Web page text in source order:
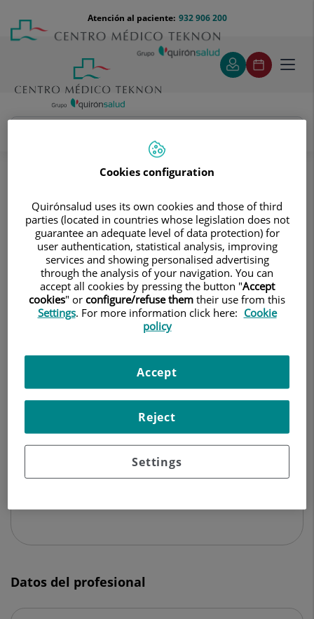
contenido
Menú
teléfono
cabecera
932 906 200
Atención al paciente:
Gustavo Alberto Vincent Pérez
Gustavo AlbertoVincent Pérez
FACULTATIVO ESPECIALISTA OFTALMOLOGÍA
OFTALMOLOGÍA
Pedir cita
Centro Médico Teknon
C/ Vilana, 12
Datos del profesional
Cookies configuration
Quirónsalud uses its own cookies and those of third
parties (located in countries whose legislation does not
guarantee an adequate level of data protection) for
user authentication, statistical analysis, improving
services and showing personalised advertising
through the analysis of your navigation. You can
accept all cookies by pressing the button "Accept
cookies" or configure/refuse them their use from this
Settings. For more information click here: Cookie
policy
Settings
Reject
Accept